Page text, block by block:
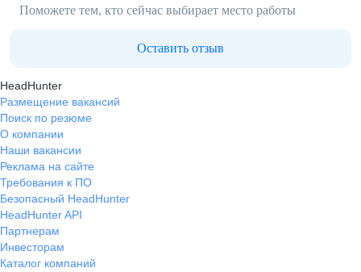
Поможете тем, кто сейчас выбирает место работы
Оставить отзыв
HeadHunter
Размещение вакансий
Поиск по резюме
О компании
Наши вакансии
Реклама на сайте
Требования к ПО
Безопасный HeadHunter
HeadHunter API
Партнерам
Инвесторам
Каталог компаний